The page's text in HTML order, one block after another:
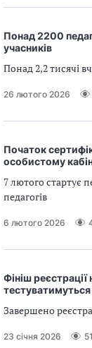
Понад 2200
учасників
Понад 2,2 тисячі
26 лютого 2026
Початок
особистому
7 лютого стартує
педагогів
6 лютого 2026
Фініш
Завершено
23 січня 2026